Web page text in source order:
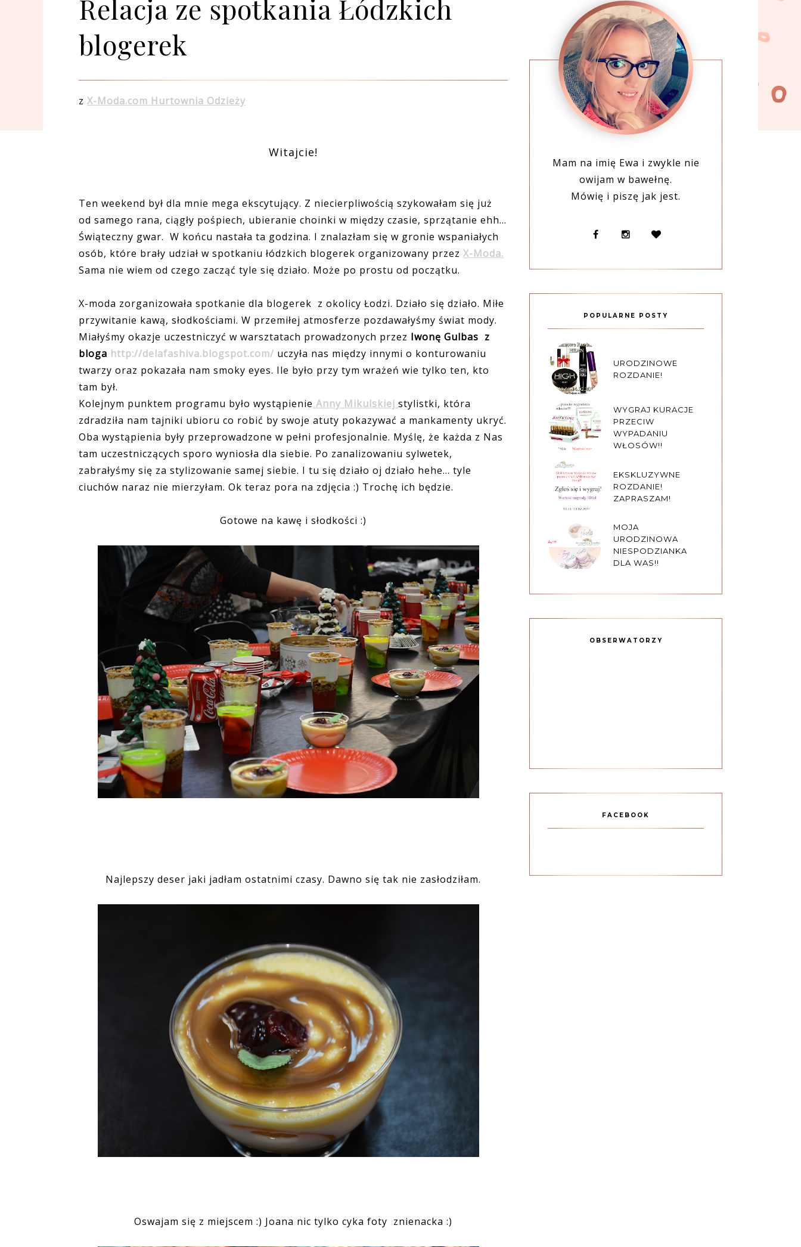
Relacja ze spotkania Łódzkich
blogerek
z X-Moda.com Hurtownia Odzieży
Witajcie!
Ten weekend był dla mnie mega ekscytujący. Z niecierpliwością szykowałam się już
od samego rana, ciągły pośpiech, ubieranie choinki w między czasie, sprzątanie ehh...
Świąteczny gwar. W końcu nastała ta godzina. I znalazłam się w gronie wspaniałych
osób, które brały udział w spotkaniu łódzkich blogerek organizowany przez X-Moda.
Sama nie wiem od czego zacząć tyle się działo. Może po prostu od początku.
X-moda zorganizowała spotkanie dla blogerek z okolicy Łodzi. Działo się działo. Miłe
przywitanie kawą, słodkościami. W przemiłej atmosferze pozdawałyśmy świat mody.
Miałyśmy okazje uczestniczyć w warsztatach prowadzonych przez Iwonę Gulbas z
bloga http://delafashiva.blogspot.com/ uczyła nas między innymi o konturowaniu
twarzy oraz pokazała nam smoky eyes. Ile było przy tym wrażeń wie tylko ten, kto
tam był.
Kolejnym punktem programu było wystąpienie Anny Mikulskiej stylistki, która
zdradziła nam tajniki ubioru co robić by swoje atuty pokazywać a mankamenty ukryć.
Oba wystąpienia były przeprowadzone w pełni profesjonalnie. Myślę, że każda z Nas
tam uczestniczących sporo wyniosła dla siebie. Po zanalizowaniu sylwetek,
zabrałyśmy się za stylizowanie samej siebie. I tu się działo oj działo hehe... tyle
ciuchów naraz nie mierzyłam. Ok teraz pora na zdjęcia :) Trochę ich będzie.
Gotowe na kawę i słodkości :)
Najlepszy deser jaki jadłam ostatnimi czasy. Dawno się tak nie zasłodziłam.
Oswajam się z miejscem :) Joana nic tylko cyka foty znienacka :)
Mam na imię Ewa i zwykle nie
owijam w bawełnę.
Mówię i piszę jak jest.
POPULARNE POSTY
URODZINOWE
ROZDANIE!
WYGRAJ KURACJE
PRZECIW
WYPADANIU
WŁOSÓW!!
EKSKLUZYWNE
ROZDANIE!
ZAPRASZAM!
MOJA
URODZINOWA
NIESPODZIANKA
DLA WAS!!
OBSERWATORZY
FACEBOOK